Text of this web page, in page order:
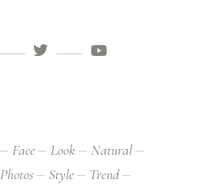
Face Look
Natural
Photos Style
Trend